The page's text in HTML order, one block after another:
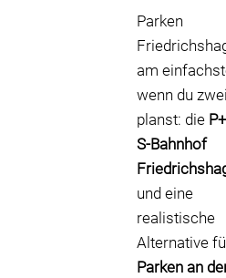
Parken
am
wenn du
planst: die
S-Bahnhof
und eine
realistische
Alternative
Parken an